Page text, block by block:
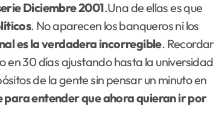
Diciembre 2001.Una de ellas es que
. No aparecen los banqueros ni los
es la verdadera incorregible. Recordar
en 30 días ajustando hasta la universidad
de la gente sin pensar un minuto en
para entender que ahora quieran ir por